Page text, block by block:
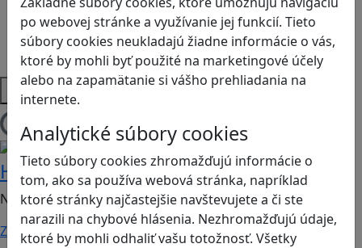
po webovej stránke a využívanie jej funkcií. Tieto
súbory cookies neukladajú žiadne informácie o vás,
ktoré by mohli byť použité na marketingové účely
alebo na zapamätanie si vášho prehliadania na
internete.
Analytické súbory cookies
Tieto súbory cookies zhromažďujú informácie o
tom, ako sa používa webová stránka, napríklad
ktoré stránky najčastejšie navštevujete a či ste
narazili na chybové hlásenia. Nezhromažďujú údaje,
ktoré by mohli odhaliť vašu totožnosť. Všetky
Sociálne zručnosti a kooperácia
Strategické myslenie
Zdravie a pohyb
Platformy
Načítam hry
Bezpečnosť na internete
Hope
Nauč sa bezpečne komunikovať v digitále!
Zistiť viac